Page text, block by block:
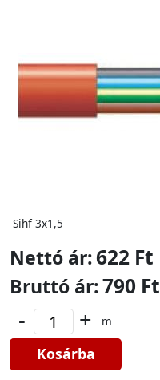
Sihf 3x1,5
Nettó ár:622 Ft
Bruttó ár:790 Ft
- + m
Kosárba